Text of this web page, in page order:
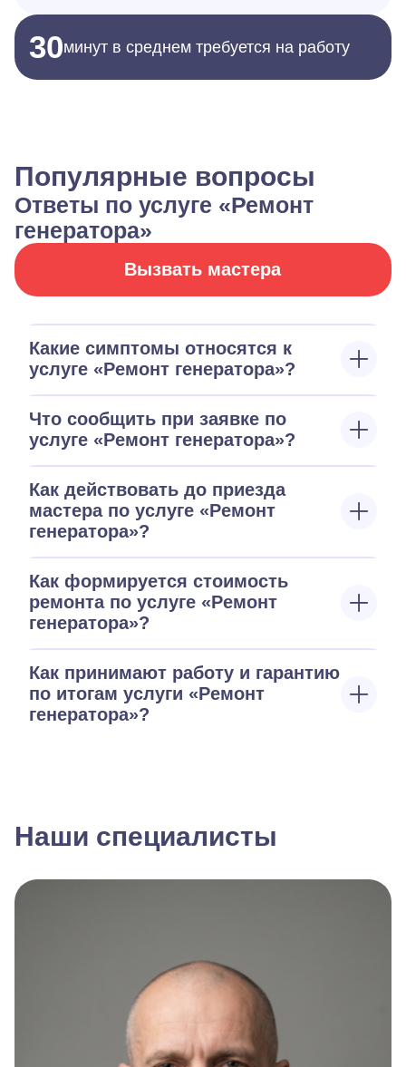
30минут в среднем требуется на работу
Популярные вопросы
Ответы по услуге «Ремонт
генератора»
Вызвать мастера
Какие симптомы относятся к
услуге «Ремонт генератора»?
Что сообщить при заявке по
услуге «Ремонт генератора»?
Как действовать до приезда
мастера по услуге «Ремонт
генератора»?
Как формируется стоимость
ремонта по услуге «Ремонт
генератора»?
Как принимают работу и гарантию
по итогам услуги «Ремонт
генератора»?
Наши специалисты